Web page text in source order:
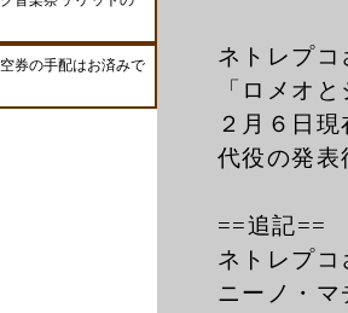
ネトレプ
「ロメオ
２月６日
代役の発表
==追記==
ネトレプ
ニーノ・
券の手配はお済みで